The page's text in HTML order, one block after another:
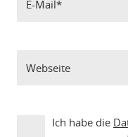
Ich habe die